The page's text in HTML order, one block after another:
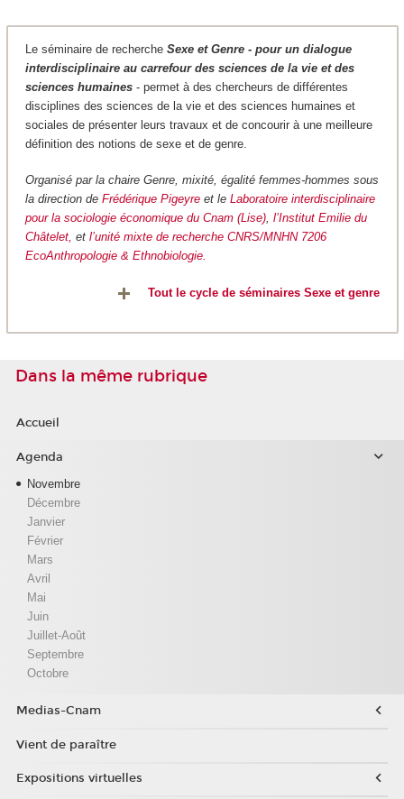
Le séminaire de recherche Sexe et Genre - pour un dialogue
interdisciplinaire au carrefour des sciences de la vie et des
sciences humaines- permet à des chercheurs de différentes
disciplines des sciences de la vie et des sciences humaines et
sociales de présenter leurs travaux et de concourir à une meilleure
définition des notions de sexe et de genre.
Organisé par la chaire Genre, mixité, égalité femmes-hommes sous
la direction de Frédérique Pigeyreet le Laboratoire interdisciplinaire
pour la sociologie économique du Cnam (Lise), l’Institut Emilie du
Châtelet, et l’unité mixte de recherche CNRS/MNHN 7206
EcoAnthropologie & Ethnobiologie.
Tout le cycle de séminaires Sexe et genre
Dans la même rubrique
Accueil
Agenda
Novembre
Décembre
Janvier
Février
Mars
Avril
Mai
Juin
Juillet-Août
Septembre
Octobre
Medias-Cnam
Vient de paraître
Expositions virtuelles